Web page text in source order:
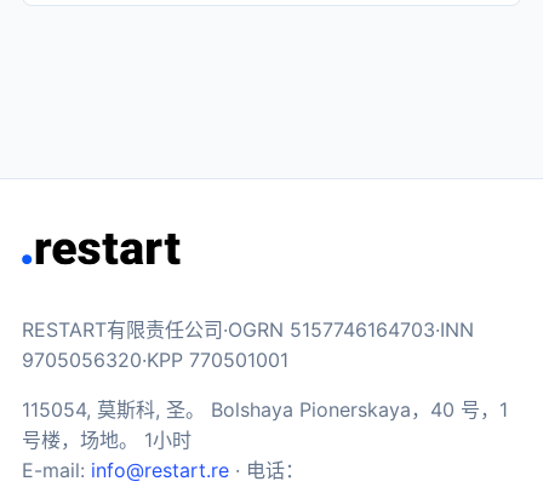
RESTART有限责任公司·OGRN 5157746164703·INN
9705056320·KPP 770501001
115054, 莫斯科, 圣。 Bolshaya Pionerskaya，40 号，1
号楼，场地。 1小时
E-mail: info@restart.re · 电话：